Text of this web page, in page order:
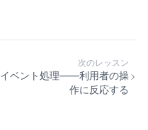
次のレッスン
イベント処理——利用者の操
作に反応する